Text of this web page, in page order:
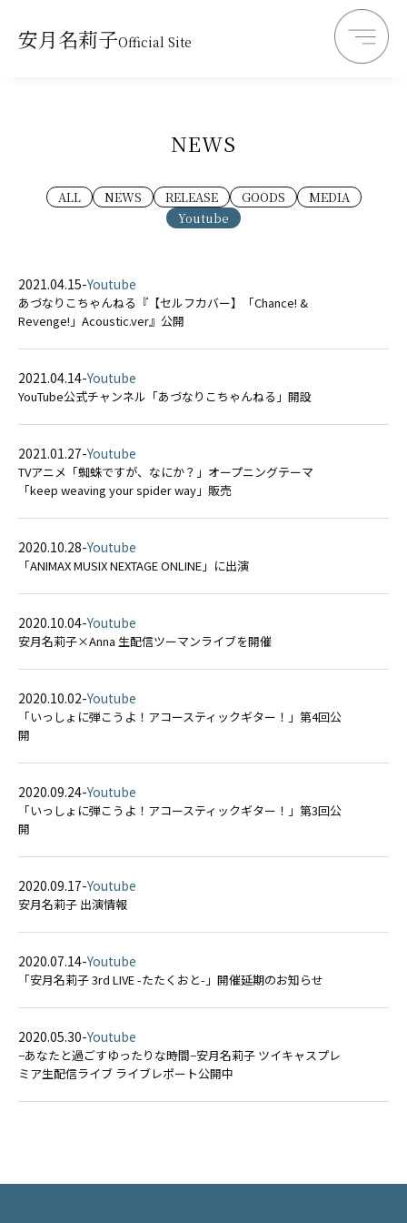
安月名莉子Official Site
NEWS
ALL NEWS RELEASE GOODS
MEDIA
Youtube
2021.04.15-Youtube
あづなりこちゃんねる『【セルフカバー】「Chance! &
Revenge!」Acoustic.ver』公開
2021.04.14-Youtube
YouTube公式チャンネル「あづなりこちゃんねる」開設
2021.01.27-Youtube
TVアニメ「蜘蛛ですが、なにか？」オープニングテーマ
「keep weaving your spider way」販売
2020.10.28-Youtube
「ANIMAX MUSIX NEXTAGE ONLINE」に出演
2020.10.04-Youtube
安月名莉子×Anna 生配信ツーマンライブを開催
2020.10.02-Youtube
「いっしょに弾こうよ！アコースティックギター！」第4回公
開
2020.09.24-Youtube
「いっしょに弾こうよ！アコースティックギター！」第3回公
開
2020.09.17-Youtube
安月名莉子 出演情報
2020.07.14-Youtube
「安月名莉子 3rd LIVE -たたくおと-」開催延期のお知らせ
2020.05.30-Youtube
−​あなたと過ごすゆったりな時間−​安月名莉子 ツイキャスプレ
ミア生配信ライブ ライブレポート公開中